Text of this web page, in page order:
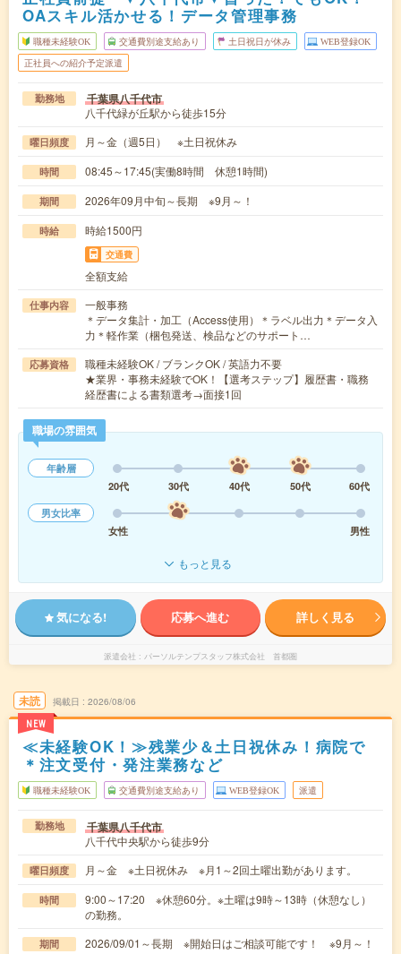
OAスキル活かせる！データ管理事務
職種未経験OK 交通費別途支給あり 土日祝日が休み WEB登録OK
正社員への紹介予定派遣
勤務地 千葉県八千代市
八千代緑が丘駅から徒歩15分
曜日頻度 月～金（週5日） ※土日祝休み
時間 08:45～17:45(実働8時間 休憩1時間)
期間 2026年09月中旬～長期 ※9月～！
時給 時給1500円
交通費
全額支給
仕事内容
一般事務
＊データ集計・加工（Access使用）＊ラベル出力＊データ入
力＊軽作業（梱包発送、検品などのサポート…
応募資格
職種未経験OK / ブランクOK / 英語力不要
★業界・事務未経験でOK！【選考ステップ】履歴書・職務
経歴書による書類選考→面接1回
職場の雰囲気
年齢層
20代
30代 40代 50代
60代
男女比率
女性
男性
もっと見る
気になる! 応募へ進む 詳しく見る
派遣会社 パーソルテンプスタッフ株式会社 首都圏
未読
NEW
掲載日 2026/08/06
≪未経験OK！≫残業少＆土日祝休み！病院で
＊注文受付・発注業務など
職種未経験OK 交通費別途支給あり WEB登録OK 派遣
勤務地 千葉県八千代市
八千代中央駅から徒歩9分
曜日頻度 月～金 ※土日祝休み ※月1～2回土曜出勤があります。
時間
9:00～17:20 ※休憩60分。※土曜は9時～13時（休憩なし）
の勤務。
期間 2026/09/01～長期 ※開始日はご相談可能です！ ※9月～！